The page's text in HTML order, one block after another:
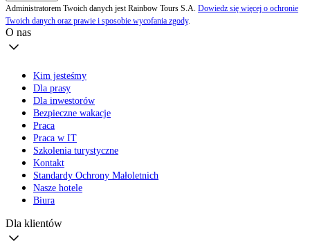
Administratorem Twoich danych jest Rainbow Tours S.A. Dowiedz się więcej o ochronie
Twoich danych oraz prawie i sposobie wycofania zgody.
O nas
Kim jesteśmy
Dla prasy
Dla inwestorów
Bezpieczne wakacje
Praca
Praca w IT
Szkolenia turystyczne
Kontakt
Standardy Ochrony Małoletnich
Nasze hotele
Biura
Dla klientów